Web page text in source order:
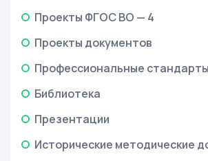
Проекты ФГОС ВО — 4
Проекты документов
Профессиональные стандарты
Библиотека
Презентации
Исторические методические